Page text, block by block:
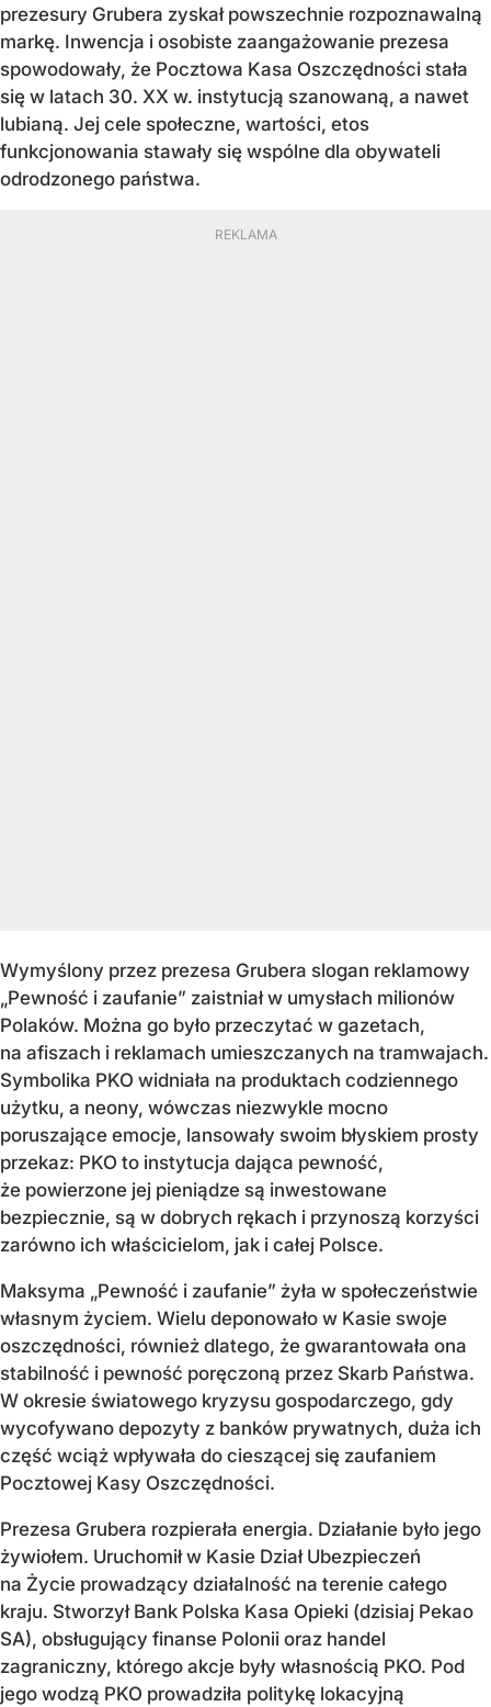
prezesury Grubera zyskał powszechnie rozpoznawalną
markę. Inwencja i osobiste zaangażowanie prezesa
spowodowały, że Pocztowa Kasa Oszczędności stała
się w latach 30. XX w. instytucją szanowaną, a nawet
lubianą. Jej cele społeczne, wartości, etos
funkcjonowania stawały się wspólne dla obywateli
odrodzonego państwa.
Wymyślony przez prezesa Grubera slogan reklamowy
„Pewność i zaufanie” zaistniał w umysłach milionów
Polaków. Można go było przeczytać w gazetach,
na afiszach i reklamach umieszczanych na tramwajach.
Symbolika PKO widniała na produktach codziennego
użytku, a neony, wówczas niezwykle mocno
poruszające emocje, lansowały swoim błyskiem prosty
przekaz: PKO to instytucja dająca pewność,
że powierzone jej pieniądze są inwestowane
bezpiecznie, są w dobrych rękach i przynoszą korzyści
zarówno ich właścicielom, jak i całej Polsce.
Maksyma „Pewność i zaufanie” żyła w społeczeństwie
własnym życiem. Wielu deponowało w Kasie swoje
oszczędności, również dlatego, że gwarantowała ona
stabilność i pewność poręczoną przez Skarb Państwa.
W okresie światowego kryzysu gospodarczego, gdy
wycofywano depozyty z banków prywatnych, duża ich
część wciąż wpływała do cieszącej się zaufaniem
Pocztowej Kasy Oszczędności.
Prezesa Grubera rozpierała energia. Działanie było jego
żywiołem. Uruchomił w Kasie Dział Ubezpieczeń
na Życie prowadzący działalność na terenie całego
kraju. Stworzył Bank Polska Kasa Opieki (dzisiaj Pekao
SA), obsługujący finanse Polonii oraz handel
zagraniczny, którego akcje były własnością PKO. Pod
jego wodzą PKO prowadziła politykę lokacyjną